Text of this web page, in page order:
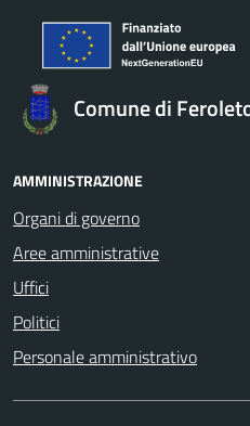
Comune di
AMMINISTRAZIONE
Organi di governo
Aree amministrative
Uffici
Politici
Personale amministrativo